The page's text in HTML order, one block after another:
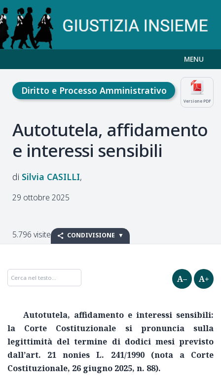
MENU
Versione PDF
Diritto e Processo Amministrativo
Autotutela, affidamento
e interessi sensibili
Silvia CASILLI
29 ottobre 2025
5.796 visite CONDIVISIONE
A– A+
Autotutela, affidamento e interessi sensibili:
la Corte Costituzionale si pronuncia sulla
legittimità del termine di dodici mesi previsto
dall’art. 21 nonies L. 241/1990 (nota a Corte
Costituzionale, 26 giugno 2025, n. 88).